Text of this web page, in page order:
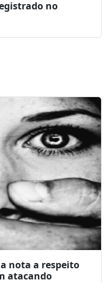
no
nota a respeito
atacando